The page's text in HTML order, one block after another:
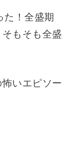
た！全盛期
もそも全盛
いエピソー